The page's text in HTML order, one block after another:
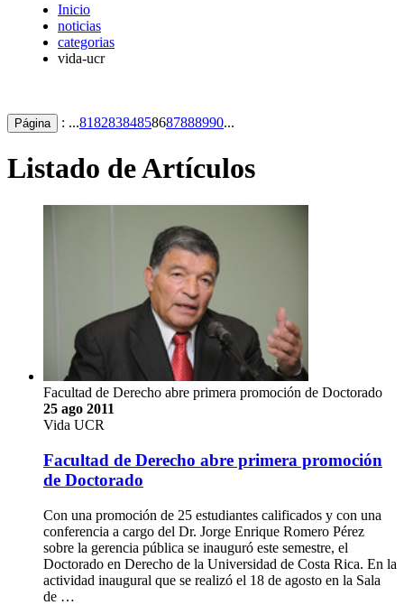
Inicio
noticias
categorias
vida-ucr
Página : ...81828384858687888990...
Listado de Artículos
Facultad de Derecho abre primera promoción de Doctorado
25 ago 2011
Vida UCR
Facultad de Derecho abre primera promoción
de Doctorado
Con una promoción de 25 estudiantes calificados y con una
conferencia a cargo del Dr. Jorge Enrique Romero Pérez
sobre la gerencia pública se inauguró este semestre, el
Doctorado en Derecho de la Universidad de Costa Rica. En la
actividad inaugural que se realizó el 18 de agosto en la Sala
de …